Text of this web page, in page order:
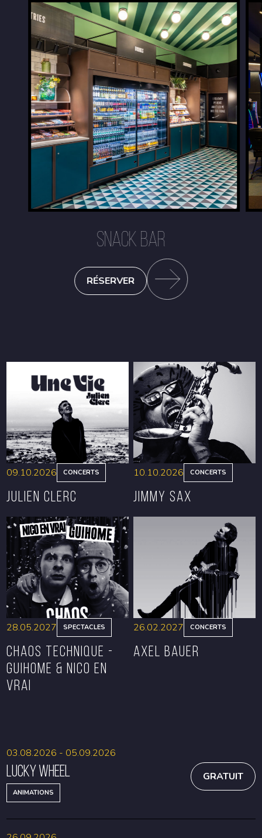
SNACK BAR
RÉSERVER
RÉSERVER
09.10.2026 CONCERTS
Julien Clerc
RÉSERVER
10.10.2026 CONCERTS
Jimmy Sax
28.05.2027 SPECTACLES
CHAOS TECHNIQUE -
GUIHOME & NICO EN
VRAI
26.02.2027 CONCERTS
Axel Bauer
Lucky Wheel
ANIMATIONS
03.08.2026 - 05.09.2026
GRATUIT